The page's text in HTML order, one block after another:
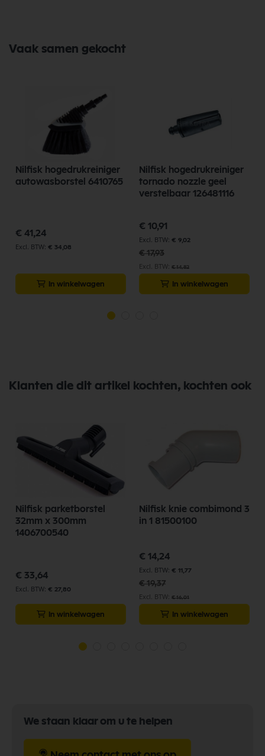
Vaak samen gekocht
Nilfisk hogedrukreiniger
autowasborstel 6410765
€ 41,24
€ 34,08
In winkelwagen
Nilfisk hogedrukreiniger
tornado nozzle geel
verstelbaar 126481116
Speciale
prijs
€ 10,91
€ 9,02
€ 17,93
€ 14,82
In winkelwagen
Klanten die dit artikel kochten, kochten ook
Nilfisk parketborstel
32mm x 300mm
1406700540
€ 33,64
€ 27,80
In winkelwagen
Nilfisk knie combimond 3
in 1 81500100
Speciale
prijs
€ 14,24
€ 11,77
€ 19,37
€ 16,01
In winkelwagen
We staan klaar om u te helpen